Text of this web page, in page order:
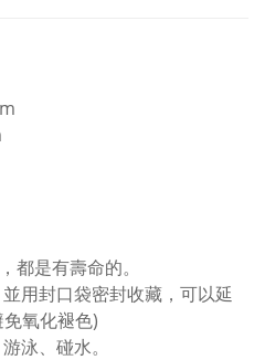
是有壽命的。
用封口袋密封收藏，可以延
氧化褪色)
泳、碰水。